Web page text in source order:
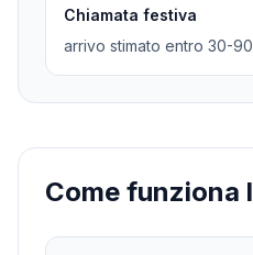
Chiamata festiva
arrivo stimato entro 30-90
Come